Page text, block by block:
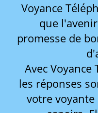
Voyance
que
promesse de
Avec Voyance
les réponses
votre voyante